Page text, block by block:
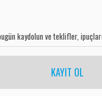
KAYIT OL